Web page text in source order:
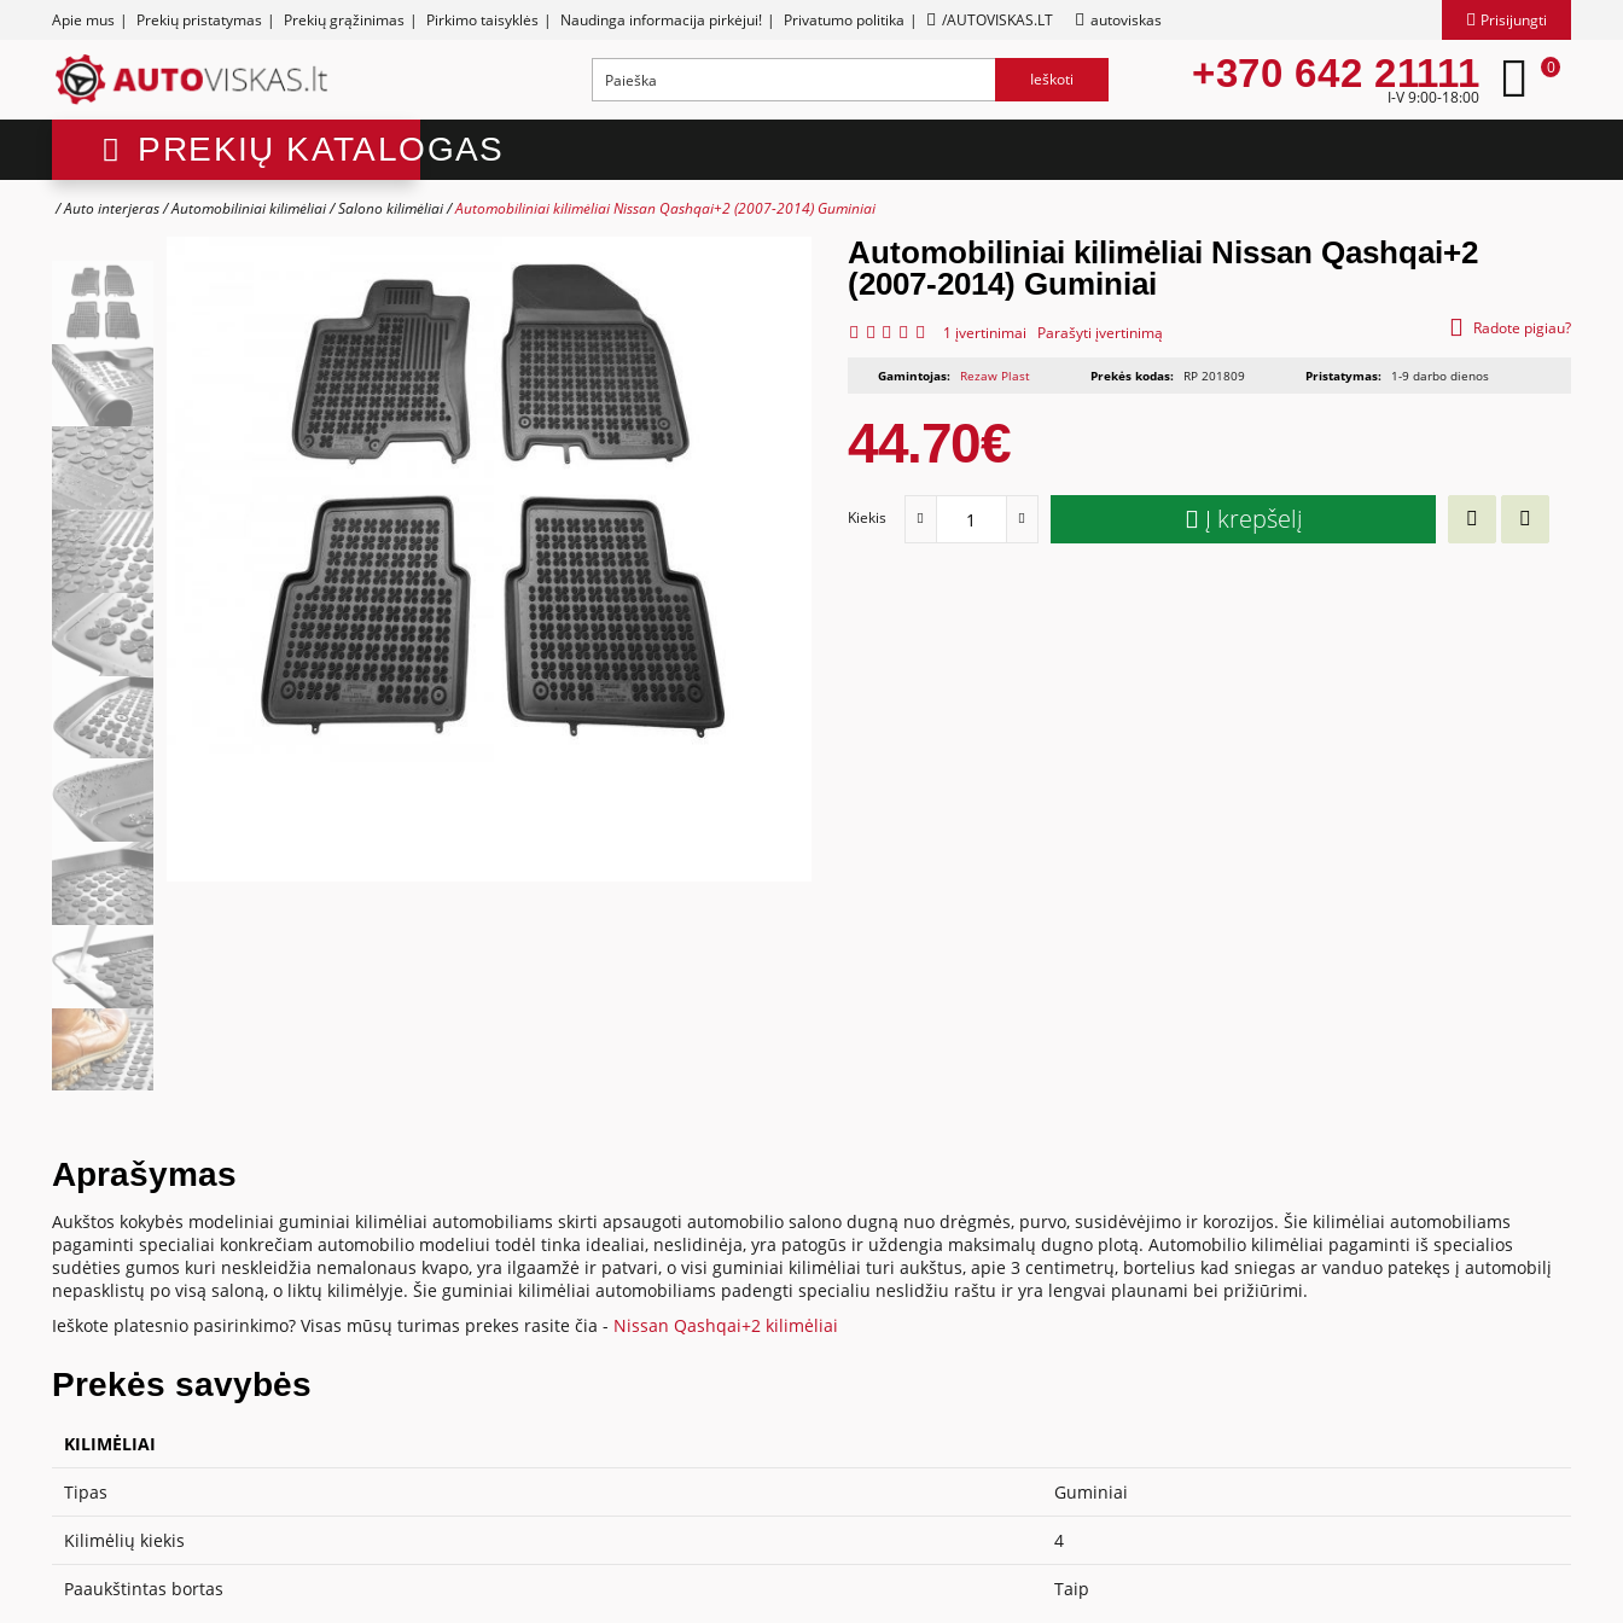
Apie mus | Prekių pristatymas | Prekių grąžinimas | Pirkimo taisyklės | Naudinga informacija pirkėjui! | Privatumo politika | /AUTOVISKAS.LT autoviskas Prisijungti
Ieškoti +370 642 21111
I-V 9:00-18:00
0
PREKIŲ KATALOGAS
Auto interjeras Automobiliniai kilimėliai Salono kilimėliai Automobiliniai kilimėliai Nissan Qashqai+2 (2007-2014) Guminiai
Automobiliniai kilimėliai Nissan Qashqai+2
(2007-2014) Guminiai
1 įvertinimai Parašyti įvertinimą Radote pigiau?
Gamintojas: Rezaw Plast Prekės kodas: RP 201809 Pristatymas: 1-9 darbo dienos
44.70€
Kiekis Į krepšelį
Aprašymas
Aukštos kokybės modeliniai guminiai kilimėliai automobiliams skirti apsaugoti automobilio salono dugną nuo drėgmės, purvo, susidėvėjimo ir korozijos. Šie kilimėliai automobiliams
pagaminti specialiai konkrečiam automobilio modeliui todėl tinka idealiai, neslidinėja, yra patogūs ir uždengia maksimalų dugno plotą. Automobilio kilimėliai pagaminti iš specialios
sudėties gumos kuri neskleidžia nemalonaus kvapo, yra ilgaamžė ir patvari, o visi guminiai kilimėliai turi aukštus, apie 3 centimetrų, bortelius kad sniegas ar vanduo patekęs į automobilį
nepasklistų po visą saloną, o liktų kilimėlyje. Šie guminiai kilimėliai automobiliams padengti specialiu neslidžiu raštu ir yra lengvai plaunami bei prižiūrimi.
Ieškote platesnio pasirinkimo? Visas mūsų turimas prekes rasite čia - Nissan Qashqai+2 kilimėliai
Prekės savybės
KILIMĖLIAI
Tipas Guminiai
Kilimėlių kiekis 4
Paaukštintas bortas Taip